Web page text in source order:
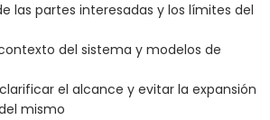
las partes interesadas y los límites del
del sistema y modelos de
el alcance y evitar la expansión
mismo